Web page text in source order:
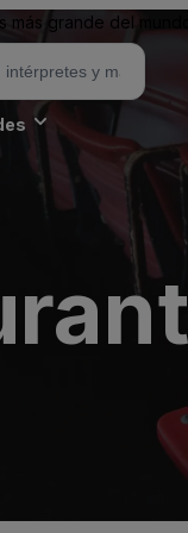
más grande del